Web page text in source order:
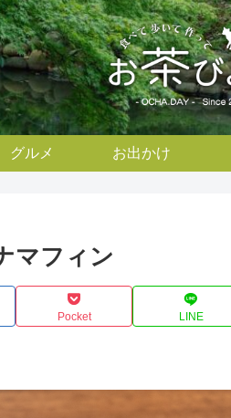
グルメ お出かけ
マフィン
Pocket LINE